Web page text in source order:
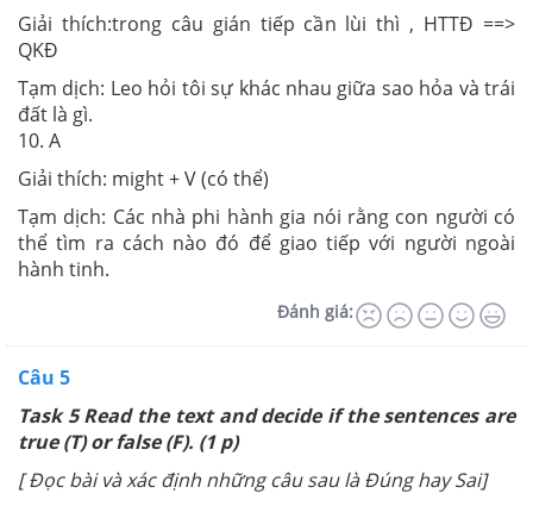
Giải thích:trong câu gián tiếp cần lùi thì , HTTĐ ==>
QKĐ
Tạm dịch: Leo hỏi tôi sự khác nhau giữa sao hỏa và trái
đất là gì.
10. A
Giải thích: might + V (có thể)
Tạm dịch: Các nhà phi hành gia nói rằng con người có
thể tìm ra cách nào đó để giao tiếp với người ngoài
hành tinh.
Đánh giá:
Câu 5
Task 5 Read the text and decide if the sentences are
true (T) or false (F). (1 p)
[ Đọc bài và xác định những câu sau là Đúng hay Sai]